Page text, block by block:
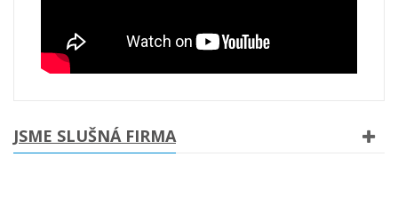
JSME SLUŠNÁ FIRMA